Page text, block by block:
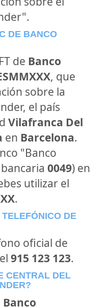
DE BANCO
de Banco
, que
sobre la
el país
Vilafranca Del
en Barcelona.
"Banco
0049) en
utilizar el
.
DE
oficial de
915 123 123.
CENTRAL DEL
Banco